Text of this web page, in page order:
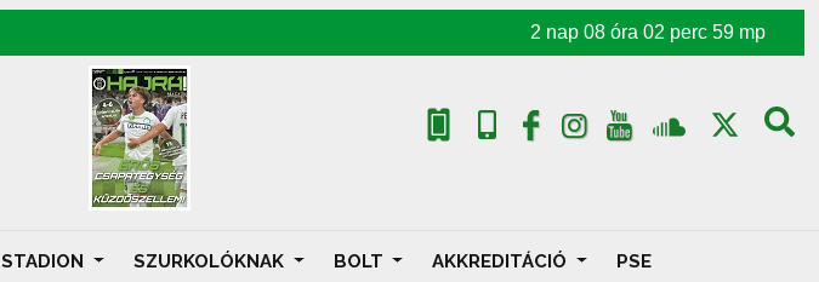
2 nap 08 óra 02 perc 57 mp
STADION SZURKOLÓKNAK BOLT AKKREDITÁCIÓ PSE